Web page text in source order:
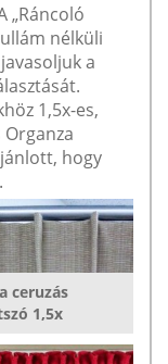
„Ráncoló
nélküli
a
1,5x-es,
Organza
hogy
ceruzás
1,5x